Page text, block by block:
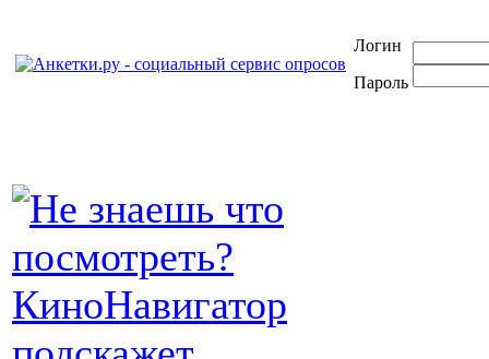
Логин
Пароль